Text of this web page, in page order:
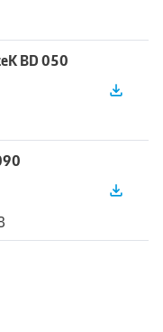
BD 050
file_download
file_download